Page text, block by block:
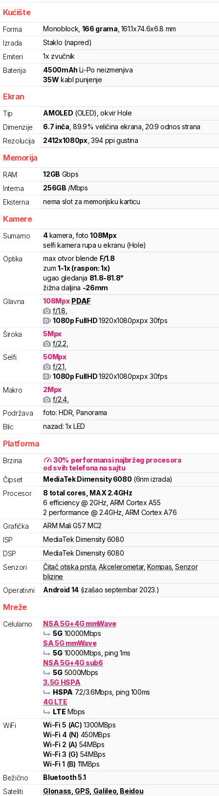
Kućište
Forma Monoblock 166 grama 161.1x74.6x6.8 mm
Izrada
Staklo (napred)
Emiteri
1x zvučnik
Baterija
4500mAh Li-Po neizmenjiva
35W kabl punjenje
Ekran
Tip AMOLED (OLED) , okvir Hole
Dimenzije
6.7 inča , 89.9% veličina ekrana , 20:9 odnos strana
Rezolucija
2412x1080px, 394ppi gustina
Memorija
RAM 12GB Gbps
Interna
256GB /Mbps
Eksterna
nema slot za memorijsku karticu
Kamere
Sumarno 4kamera foto108Mpx
selfi kamera rupa u ekranu (Hole)
Optika
max otvor blende F/1.8
zum1-1x (raspon:1x)
ugao gledanja 81.8-81.8°
žižna daljina -26mm
Glavna
108Mpx PDAF
f/1.8
1080p FullHD1920x1080pxpx30fps
Široka
5Mpx
f/2.2
Selfi
50Mpx
f/2.1
1080p FullHD1920x1080pxpx30fps
Makro
2Mpx
f/2.4,
Podržava
foto: HDR, Panorama
Blic
nazad: 1x LED
Platforma
Brzina 30% performansi najbržeg procesora
od svih telefona na sajtu
Čipset
MediaTekDimensity 6080 (6nm izrada)
Procesor
8 total cores , MAX 2.4GHz
6 efficiency @ 2GHz,ARM Cortex A55
2 performance @ 2.4GHz,ARM Cortex A76
Grafička
ARM Mali G57 MC2
ISP
MediaTek Dimensity 6080
DSP
MediaTek Dimensity 6080
Senzori
Čitač otiska prsta ,Akcelerometar,Kompas ,Senzor
blizine
Operativni
Android 14 (izašao septembar 2023.)
Mreže
Celularno
NSA 5G+4G mmWave
5G 10000Mbps
SA 5G mmWave
5G 10000Mbps , ping 1ms
NSA 5G+4G sub6
5G 5000Mbps
3.5G HSPA
HSPA 7.2/3.6Mbps , ping 100ms
4G LTE
LTE Mbps
WiFi
Wi-Fi5 (AC) 1300MBps
Wi-Fi 4 (N) 450MBps
Wi-Fi 2 (A) 54MBps
Wi-Fi3 (G) 54MBps
Wi-Fi1 (B) 11MBps
Bežično
Bluetooth 5.1
Sateliti
Glonass GPS Galileo Beidou